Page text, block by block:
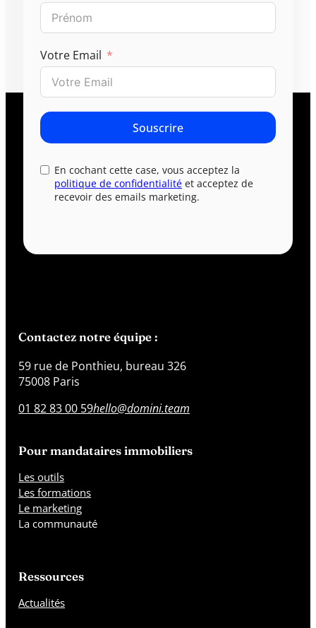
Votre Email
Souscrire
En cochant cette case, vous acceptez la
politique de confidentialité et acceptez de
recevoir des emails marketing.
Contactez notre équipe :
59 rue de Ponthieu, bureau 326
75008 Paris
01 82 83 00 59hello@domini.team
Pour mandataires immobiliers
Les outils
Les formations
Le marketing
La communauté
Ressources
Actualités